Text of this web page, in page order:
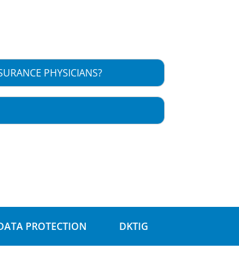
PHYSICIANS?
PROTECTION DKTIG